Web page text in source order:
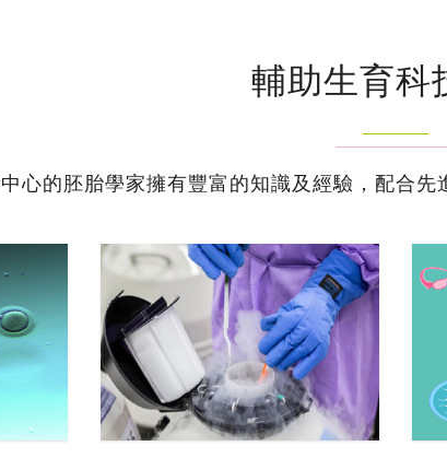
輔助生育科
心的胚胎學家擁有豐富的知識及經驗，配合先